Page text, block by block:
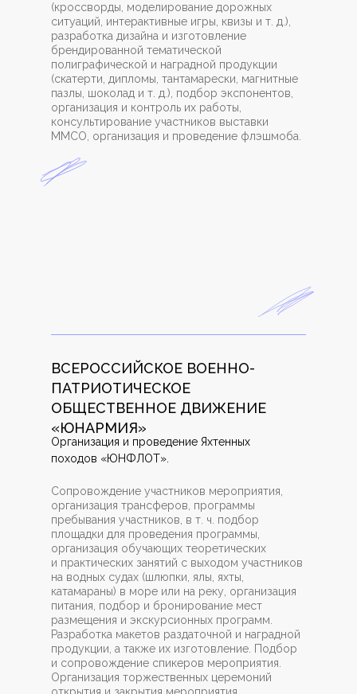
ВСЕРОССИЙСКОЕ ВОЕННО-
ПАТРИОТИЧЕСКОЕ
ОБЩЕСТВЕННОЕ ДВИЖЕНИЕ
«ЮНАРМИЯ»
Организация и проведение Яхтенных
походов «ЮНФЛОТ».
Сопровождение участников мероприятия,
организация трансферов, программы
пребывания участников, в т. ч. подбор
площадки для проведения программы,
организация обучающих теоретических
и практических занятий с выходом участников
на водных судах (шлюпки, ялы, яхты,
катамараны) в море или на реку, организация
питания, подбор и бронирование мест
размещения и экскурсионных программ.
Разработка макетов раздаточной и наградной
продукции, а также их изготовление. Подбор
и сопровождение спикеров мероприятия.
Организация торжественных церемоний
(кроссворды, моделирование дорожных
ситуаций, интерактивные игры, квизы и т. д.),
разработка дизайна и изготовление
брендированной тематической
полиграфической и наградной продукции
(скатерти, дипломы, тантамарески, магнитные
пазлы, шоколад и т. д.), подбор экспонентов,
организация и контроль их работы,
консультирование участников выставки
ММСО, организация и проведение флэшмоба.